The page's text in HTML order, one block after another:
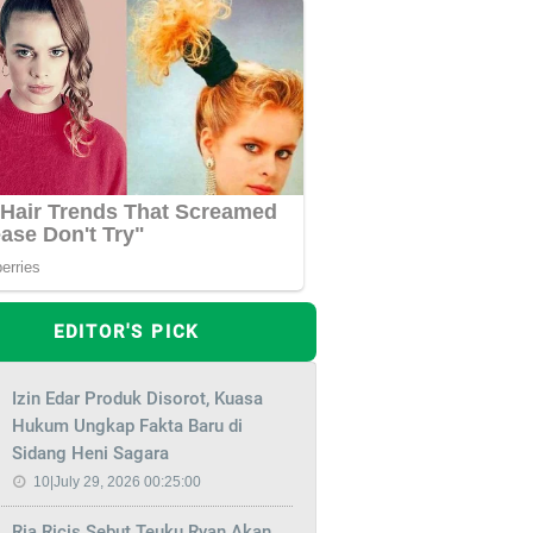
EDITOR'S PICK
Izin Edar Produk Disorot, Kuasa
Hukum Ungkap Fakta Baru di
Sidang Heni Sagara
10|July 29, 2026 00:25:00